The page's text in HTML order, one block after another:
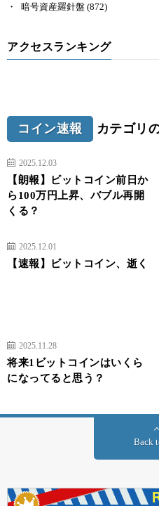
暗号資産羅針盤 (872)
アクセスランキング
コイン速報 カテゴリ
2025.12.03
【朗報】ビットコイン前日か
ら100万円上昇、バブル再開
くる？
2025.12.01
【速報】ビットコイン、逝く
2025.11.28
将来1ビットコインはいくら
になってると思う？
Back